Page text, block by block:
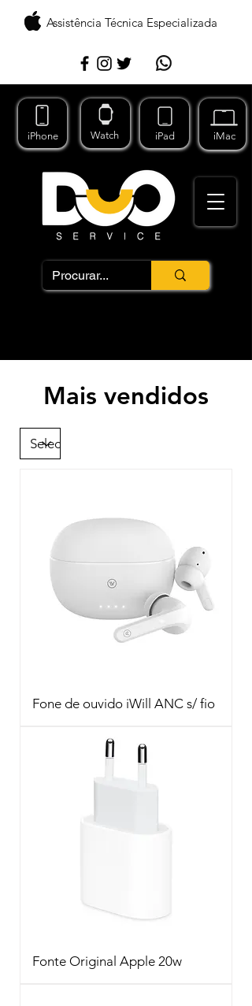
Assistência Técnica Especializada
iPhone Watch iPad iMac
Mais vendidos
Fone de ouvido iWill ANC s/ fio
Fonte Original Apple 20w